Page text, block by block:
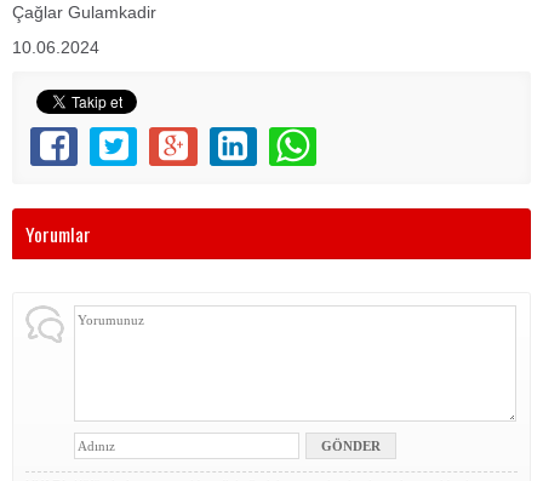
Çağlar Gulamkadir
10.06.2024
Yorumlar